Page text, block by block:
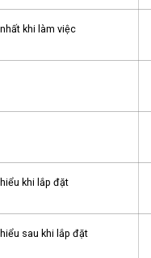
khi làm việc
khi lắp đặt
sau khi lắp đặt